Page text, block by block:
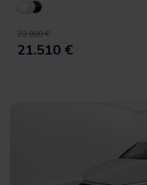
23.900 €
21.510 €